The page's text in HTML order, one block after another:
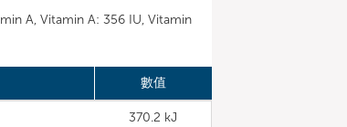
A, Vitamin A: 356 IU, Vitamin
數值
370.2 kJ